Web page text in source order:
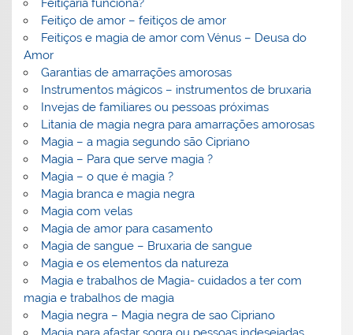
Feitiçaria funciona?
Feitiço de amor – feitiços de amor
Feitiços e magia de amor com Vénus – Deusa do
Amor
Garantias de amarrações amorosas
Instrumentos mágicos – instrumentos de bruxaria
Invejas de familiares ou pessoas próximas
Litania de magia negra para amarrações amorosas
Magia – a magia segundo são Cipriano
Magia – Para que serve magia ?
Magia – o que é magia ?
Magia branca e magia negra
Magia com velas
Magia de amor para casamento
Magia de sangue – Bruxaria de sangue
Magia e os elementos da natureza
Magia e trabalhos de Magia- cuidados a ter com
magia e trabalhos de magia
Magia negra – Magia negra de sao Cipriano